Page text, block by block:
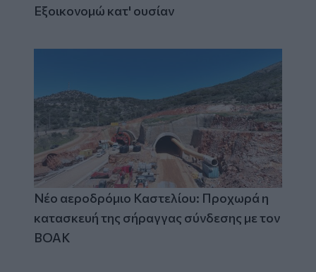
Εξοικονομώ κατ' ουσίαν
Νέο αεροδρόμιο Καστελίου: Προχωρά η
κατασκευή της σήραγγας σύνδεσης με τον
ΒΟΑΚ